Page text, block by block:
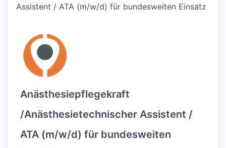
Assistent / ATA (m/w/d) für bundesweiten Einsatz
Anästhesiepflegekraft
/Anästhesietechnischer Assistent /
ATA (m/w/d) für bundesweiten